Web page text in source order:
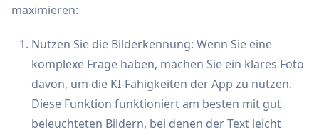
maximieren:
Nutzen Sie die Bilderkennung: Wenn Sie eine
komplexe Frage haben, machen Sie ein klares Foto
davon, um die KI-Fähigkeiten der App zu nutzen.
Diese Funktion funktioniert am besten mit gut
beleuchteten Bildern, bei denen der Text leicht